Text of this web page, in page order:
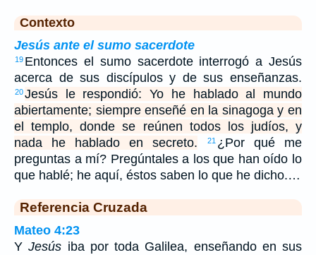
Contexto
Jesús ante el sumo sacerdote
19 Entonces el sumo sacerdote interrogó a Jesús
acerca de sus discípulos y de sus enseñanzas.
20Jesús le respondió: Yo he hablado al mundo
abiertamente; siempre enseñé en la sinagoga y en
el templo, donde se reúnen todos los judíos, y
nada he hablado en secreto.
21 ¿Por qué me
preguntas a mí? Pregúntales a los que han oído lo
que hablé; he aquí, éstos saben lo que he dicho.…
Referencia Cruzada
Mateo 4:23
YJesús iba por toda Galilea, enseñando en sus